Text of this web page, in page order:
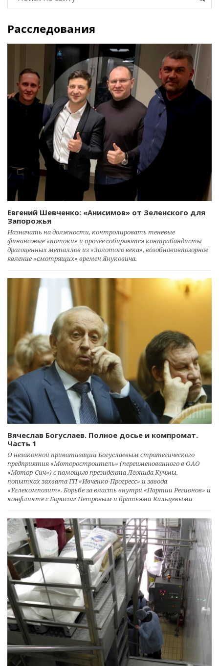
Расследования
Евгений Шевченко: «Анисимов» от Зеленского для
Запорожья
Назначать на должности, контролировать теневые
финансовые «потоки» и прочее собираются контрабандисты
драгоценных металлов из «Золотого века», возобновивпозорное
явление «смотрящих» времен Януковича.
Вячеслав Богуслаев. Полное досье и компромат.
Часть 1
О незаконной приватизации Богуслаевым стратегического
предприятия «Моторостроитель» (переименованного в ОАО
«Мотор-Сич») с помощью президента Леонида Кучмы,
попытках захвата ГП «Ивченко-Прогресс» и завода
«Углекомпозит». Борьбе за власть внутри «Партии Регионов» и
конфликте с Борисом Петровым и братьями Кальцевыми